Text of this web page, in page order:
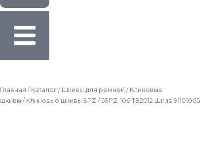
Главная / Каталог / Шкивы для ремней / Клиновые
шкивы / Клиновые шкивы SPZ / 5SPZ-106 TB2012 Шкив 91101065